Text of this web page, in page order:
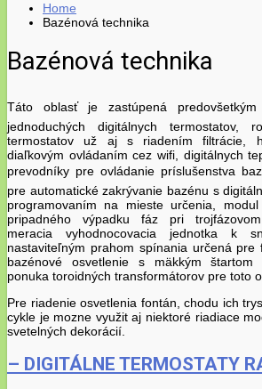
Home
Bazénová technika
Bazénová technika
Táto oblasť je zastúpená predovšetkým
jednoduchých digitálnych termostatov,
termostatov už aj s riadením filtrácie,
diaľkovým ovládaním cez wifi, digitálnych
prevodníky pre ovládanie príslušenstva
pre automatické zakrývanie bazénu s
programovaním na mieste určenia,
pripadného výpadku fáz pri
meracia vyhodnocovacia jednotka k
nastaviteľným prahom spínania určená pre
bazénové osvetlenie s mäkkým
ponuka toroidných transformátorov pre toto
Pre riadenie osvetlenia fontán, chodu ich
cykle je mozne využit aj niektoré riadiace
svetelných dekorácií.
– DIGITÁLNE TERMOSTATY